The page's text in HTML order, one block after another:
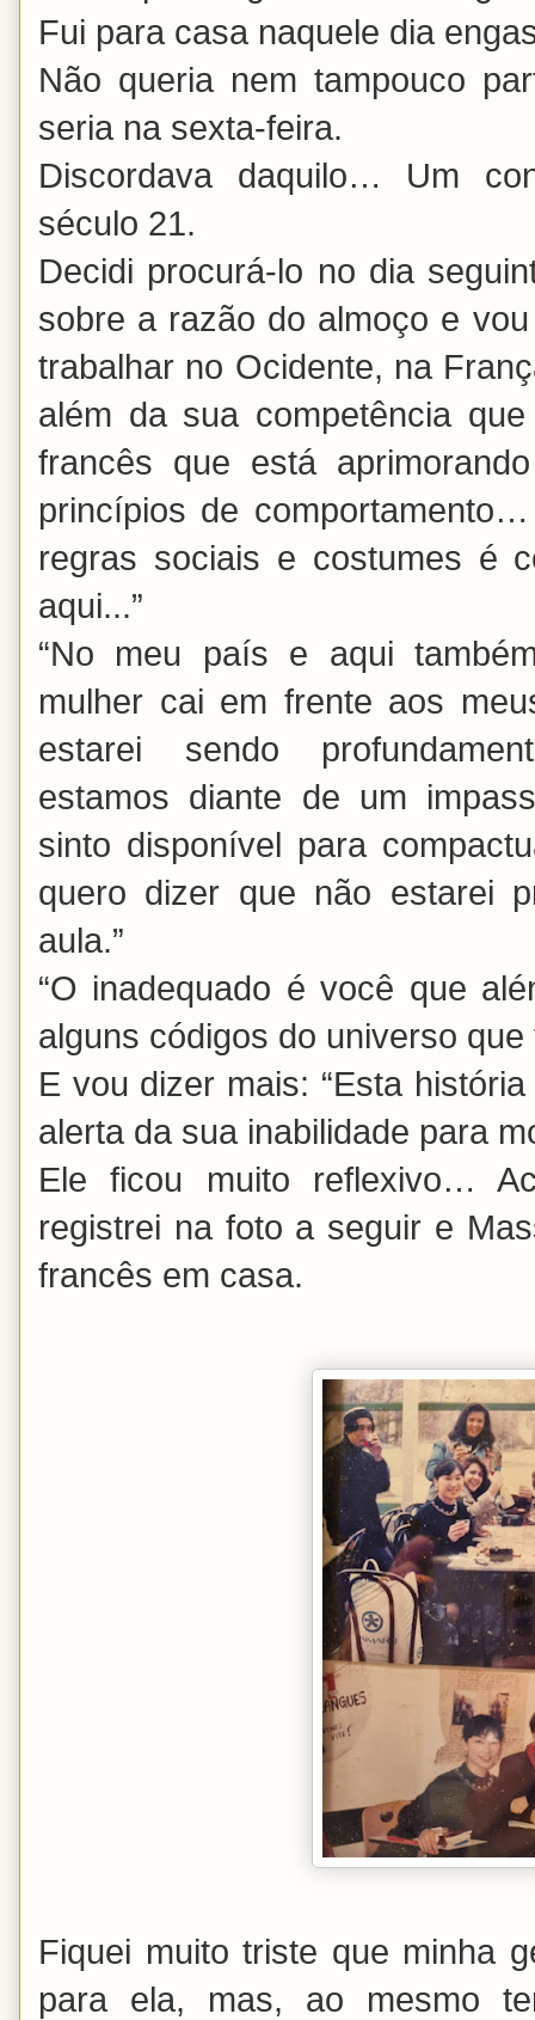
Fui para casa naquele dia
Não queria nem tampouco
seria na sexta-feira.
Discordava daquilo… Um
século 21.
Decidi procurá-lo no dia
sobre a razão do almoço e
trabalhar no Ocidente, na
além da sua competência
francês que está
princípios de
regras sociais e costumes é
aqui...”
“No meu país e aqui
mulher cai em frente aos
estarei sendo
estamos diante de um
sinto disponível para
quero dizer que não estarei
aula.”
“O inadequado é você que
alguns códigos do universo
E vou dizer mais: “Esta
alerta da sua inabilidade para
Ele ficou muito reflexivo…
registrei na foto a seguir e
francês em casa.
Fiquei muito triste que minha
para ela, mas, ao mesmo